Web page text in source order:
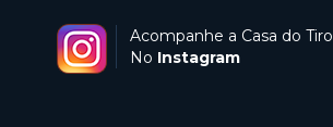
Acompanhe a Casa do Tiro
No Instagram